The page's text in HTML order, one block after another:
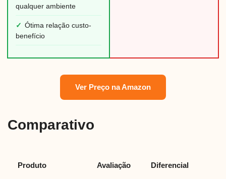
qualquer ambiente
✓ Ótima relação custo-
benefício
Ver Preço na Amazon
Comparativo
Produto Avaliação Diferencial